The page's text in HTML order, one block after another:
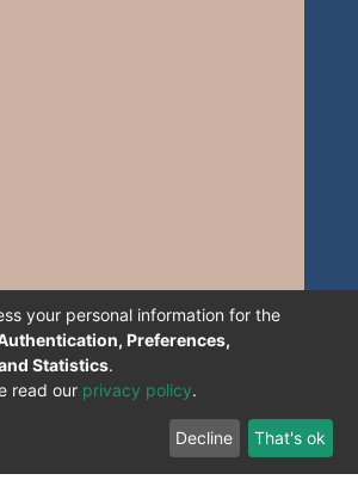
your personal information for the
Preferences,
Statistics.
read our privacy policy.
Decline That's ok